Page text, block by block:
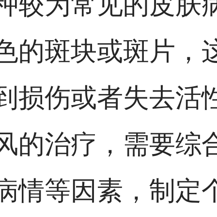
的斑块或斑片，
损伤或者失去活
的治疗，需要综
情等因素，制定